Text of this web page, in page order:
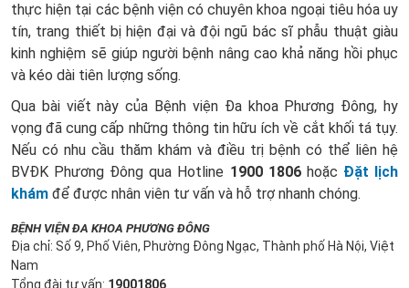
thực hiện tại các bệnh viện có chuyên khoa ngoại tiêu hóa uy
tín, trang thiết bị hiện đại và đội ngũ bác sĩ phẫu thuật giàu
kinh nghiệm sẽ giúp người bệnh nâng cao khả năng hồi phục
và kéo dài tiên lượng sống.
Qua bài viết này của Bệnh viện Đa khoa Phương Đông, hy
vọng đã cung cấp những thông tin hữu ích về cắt khối tá tụy.
Nếu có nhu cầu thăm khám và điều trị bệnh có thể liên hệ
BVĐK Phương Đông qua Hotline 1900 1806hoặc Đặt lịch
khám để được nhân viên tư vấn và hỗ trợ nhanh chóng.
BỆNH VIỆN ĐA KHOA PHƯƠNG ĐÔNG
Địa chỉ: Số 9, Phố Viên, Phường Đông Ngạc, Thành phố Hà Nội, Việt
Nam
Tổng đài tư vấn: 19001806